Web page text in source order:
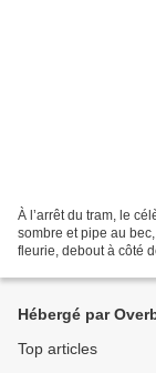
À l’arrêt du tram, le
sombre et pipe au
fleurie, debout à côté
Hébergé par
Top articles